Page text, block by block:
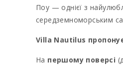
Поу — однієї з
середземноморським
Villa Nautilus
На першому поверсі